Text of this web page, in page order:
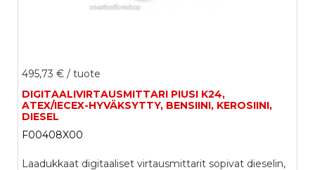
495,73 € / tuote
DIGITAALIVIRTAUSMITTARI PIUSI K24,
ATEX/IECEX-HYVÄKSYTTY, BENSIINI, KEROSIINI,
DIESEL
F00408X00
Laadukkaat digitaaliset virtausmittarit sopivat dieselin,